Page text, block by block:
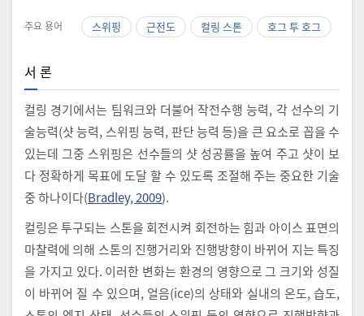
주요 용어 스위핑 근전도 컬링 스톤 호그 투 호그
서 론
컬링 경기에서는 팀워크와 더불어 작전수행 능력, 각 선수의 기
술능력(샷 능력, 스위핑 능력, 판단 능력 등)을 큰 요소로 꼽을 수
있는데 그중 스위핑은 선수들의 샷 성공률을 높여 주고 샷이 보
다 정확하게 목표에 도달 할 수 있도록 조절해 주는 중요한 기술
중 하나이다(Bradley, 2009).
컬링은 투구되는 스톤을 회전시켜 회전하는 힘과 아이스 표면의
마찰력에 의해 스톤의 진행거리와 진행방향이 바뀌어 지는 특징
을 가지고 있다. 이러한 변화는 환경의 영향으로 그 크기와 성질
이 바뀌어 질 수 있으며, 얼음(ice)의 상태와 실내의 온도, 습도,